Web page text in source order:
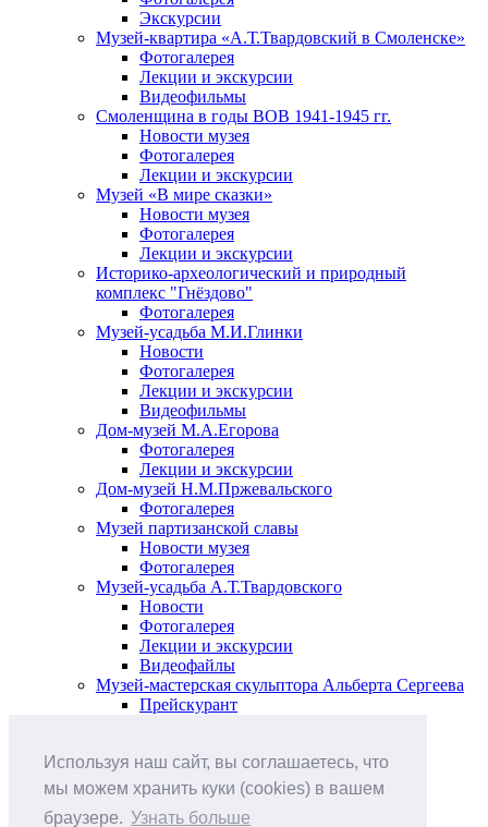
Используя наш сайт, вы соглашаетесь, что
мы можем хранить куки (cookies) в вашем
браузере. Узнать больше
Экскурсии
Музей-квартира «А.Т.Твардовский в Смоленске»
Фотогалерея
Лекции и экскурсии
Видеофильмы
Смоленщина в годы ВОВ 1941-1945 гг.
Новости музея
Фотогалерея
Лекции и экскурсии
Музей «В мире сказки»
Новости музея
Фотогалерея
Лекции и экскурсии
Историко-археологический и природный
комплекс "Гнёздово"
Фотогалерея
Музей-усадьба М.И.Глинки
Новости
Фотогалерея
Лекции и экскурсии
Видеофильмы
Дом-музей М.А.Егорова
Фотогалерея
Лекции и экскурсии
Дом-музей Н.М.Пржевальского
Фотогалерея
Музей партизанской славы
Новости музея
Фотогалерея
Музей-усадьба А.Т.Твардовского
Новости
Фотогалерея
Лекции и экскурсии
Видеофайлы
Музей-мастерская скульптора Альберта Сергеева
Прейскурант
Анонс мероприятий
Виртуальные выставки
О музее